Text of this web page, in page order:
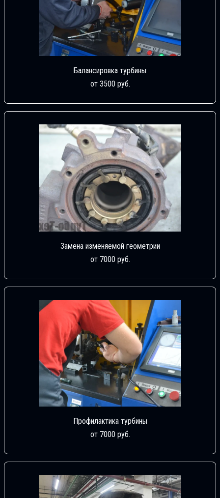
Балансировка турбины
от 3500 руб.
Замена изменяемой геометрии
от 7000 руб.
Профилактика турбины
от 7000 руб.